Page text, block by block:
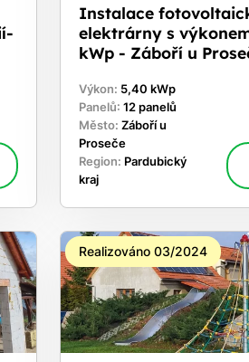
Instalace
elektrárny s
kWp - Záboří u
Výkon: 5,40 kWp
Panelů:12 panelů
Město:Záboří u
Proseče
Region: Pardubický
kraj
Realizováno 03/2024